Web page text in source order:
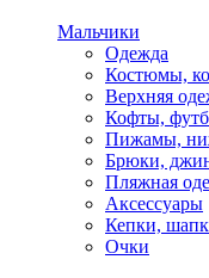
Мальчики
Одежда
Костюмы,
Верхняя
Кофты,
Пижамы,
Брюки,
Пляжная
Аксессуары
Кепки,
Очки